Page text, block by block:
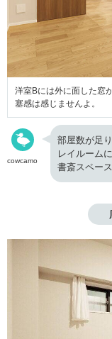
洋室Bには外に面した窓
塞感は感じませんよ。
cowcamo
部屋数が足
レイルーム
書斎スペー